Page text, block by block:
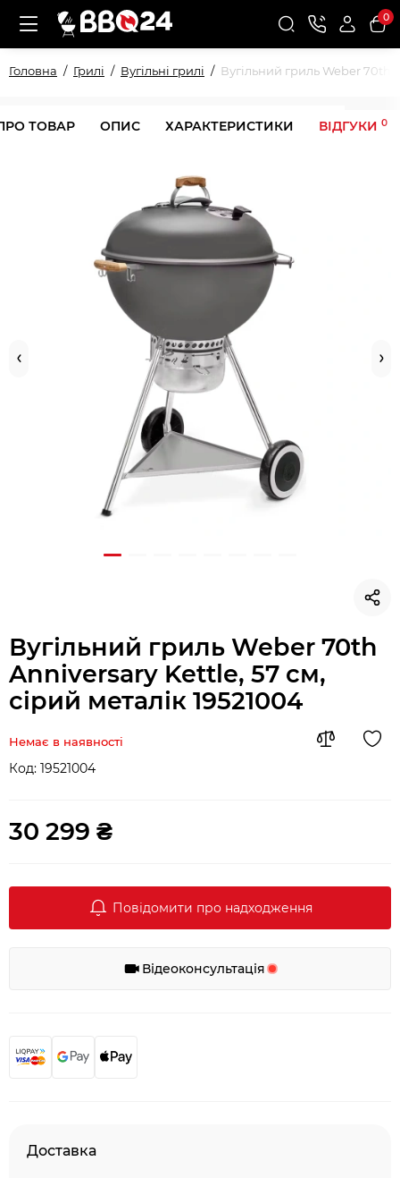
0
Головна Грилі Вугільні грилі Вугільний гриль Weber 70th
ТОВАР ОПИС ХАРАКТЕРИСТИКИ ВІДГУКИ 0
Вугільний гриль Weber 70th
Anniversary Kettle, 57 см,
сiрий металік 19521004
Немає в наявності
Код: 19521004
30 299 ₴
Повідомити про надходження
Відеоконсультація
Доставка